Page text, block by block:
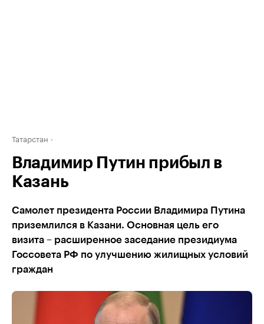
Татарстан
Владимир Путин прибыл в
Казань
Самолет президента России Владимира Путина
приземлился в Казани. Основная цель его
визита – расширенное заседание президиума
Госсовета РФ по улучшению жилищных условий
граждан